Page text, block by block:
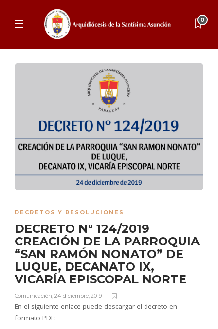
0
DECRETOS Y RESOLUCIONES
DECRETO N° 124/2019
CREACIÓN DE LA PARROQUIA
“SAN RAMÓN NONATO” DE
LUQUE, DECANATO IX,
VICARÍA EPISCOPAL NORTE
Comunicación, 24 diciembre, 2019
En el siguiente enlace puede descargar el decreto en
formato PDF: